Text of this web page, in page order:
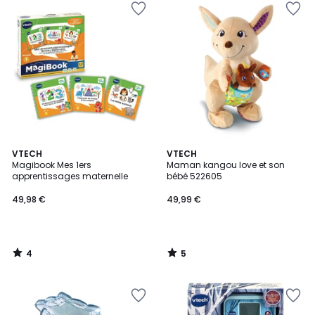
VTECH
Magibook Mes 1ers
apprentissages maternelle
49,98 €
4
/
5
4
/
VTECH
Maman kangou love et son
bébé 522605
49,99 €
5
/
5
5
/